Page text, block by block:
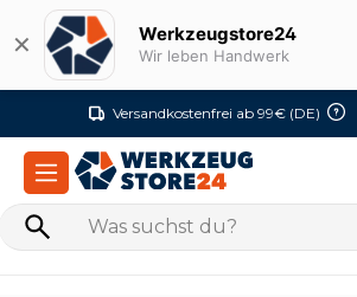
Zum Hauptinhalt springen
✕ Werkzeugstore24
Wir leben Handwerk
Versandkostenfrei ab 99€ (DE)